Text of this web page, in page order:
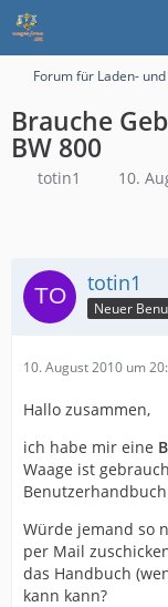
Forum für Laden-
Brauche
BW 800
totin1 10.
totin1
Neuer
10. August 2010 um
Hallo zusammen,
ich habe mir eine
Waage ist
Würde jemand so
per Mail
das Handbuch
kann kann?